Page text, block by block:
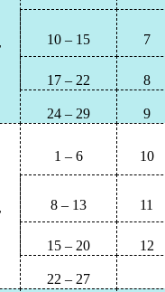
10 – 15 7
17 – 22 8
24 – 29 9
1 – 6 10
8 – 13 11
15 – 20 12
22 – 27